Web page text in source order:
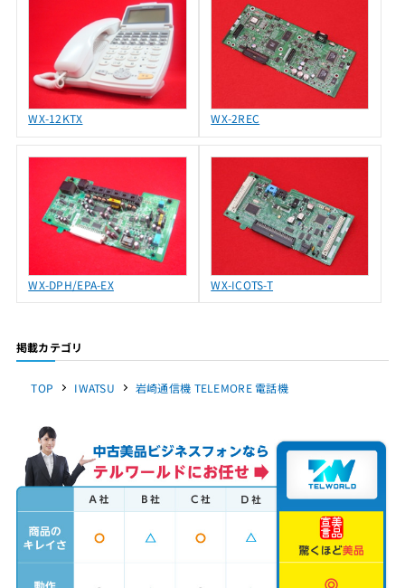
WX-12KTX WX-2REC
WX-DPH/EPA-EX WX-ICOTS-T
掲載カテゴリ
TOP IWATSU 岩崎通信機 TELEMORE 電話機